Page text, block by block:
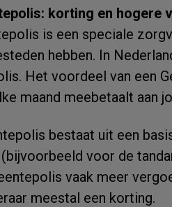
korting en hogere
is een speciale
hebben. In
Het voordeel van een
maand meebetaalt aan
bestaat uit een
voor de
vaak meer
meestal een korting.